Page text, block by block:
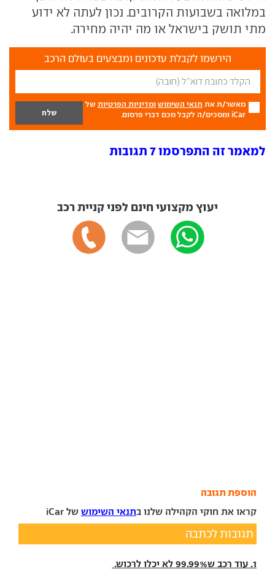
במלואה בשבועות הקרובים. נכון לעתה לא ידוע
מתי תושק בישראל או מה יהיה מחירה.
הירשמו לקבלת עדכונים ומבצעים בעולם הרכב
מאשר/ת את תנאי השימוש ומדיניות הפרטיות של
iCar ומסכים/ה לקבל מכם דברי פרסום.
למאמר זה התפרסמו 7 תגובות
יעוץ מקצועי חינם לפני קניית רכב
הוספת תגובה
קראו את חוקי הקהילה שלנו בתנאי השימוש של iCar
תגובות לכתבה
1. עוד רכב ש99.99% לא יכלו לרכוש.